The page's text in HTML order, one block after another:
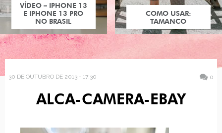
VÍDEO – IPHONE 13
E IPHONE 13 PRO
NO BRASIL
COMO USAR:
TAMANCO
30 DE OUTUBRO DE 2013 - 17:30 0
ALCA-CAMERA-EBAY